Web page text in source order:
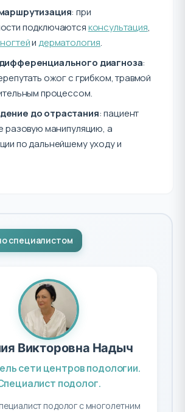
: при
подключаютсяконсультация,
идерматология.
диагноза:
ожог с грибком, травмой
процессом.
до отрастания: пациент
разовую манипуляцию, а
по дальнейшему уходу и
специалистом
Викторовна Надыч
сети центров подологии.
подолог.
подолог с многолетним